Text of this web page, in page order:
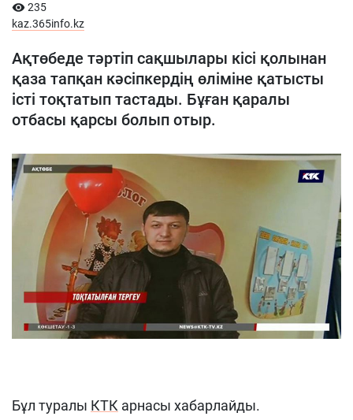
235
kaz.365info.kz
Ақтөбеде тәртіп сақшылары кісі қолынан
қаза тапқан кәсіпкердің өліміне қатысты
істі тоқтатып тастады. Бұған қаралы
отбасы қарсы болып отыр.
Бұл туралы КТК арнасы хабарлайды.